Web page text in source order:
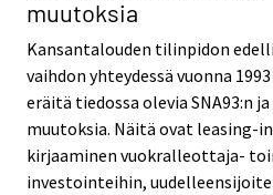
muutoksia
Kansantalouden tilinpidon
vaihdon yhteydessä vuonna
eräitä tiedossa olevia SNA93:n
muutoksia. Näitä ovat leasing-
kirjaaminen vuokralleottaja-
investointeihin,